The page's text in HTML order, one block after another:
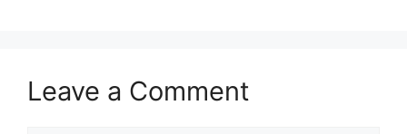
Leave a Comment